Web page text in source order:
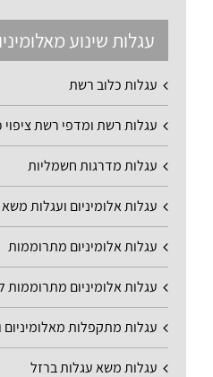
עגלות שינוע
עגלות כלוב רשת
עגלות רשת ומדפי רשת ציפוי
עגלות מדרגות חשמליות
עגלות אלומיניום ועגלות משא
עגלות אלומיניום מתרוממות
עגלות אלומיניום מתרוממות
עגלות מתקפלות מאלומיניום
עגלות משא עגלות ברזל